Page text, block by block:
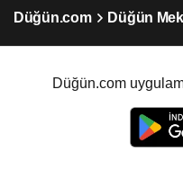
Düğün.com Düğün
Düğün.com